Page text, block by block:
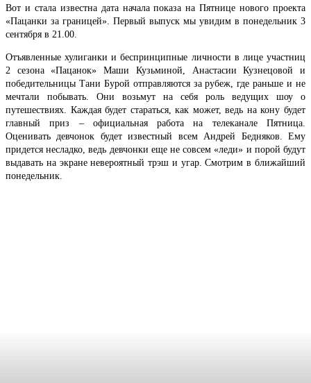
Вот и стала известна дата начала показа на Пятнице нового проекта
«Пацанки за границей». Первый выпуск мы увидим в понедельник 3
сентября в 21.00.
Отъявленные хулиганки и беспринципные личности в лице участниц
2 сезона «Пацанок» Маши Кузьминой, Анастасии Кузнецовой и
победительницы Тани Бурой отправляются за рубеж, где раньше и не
мечтали побывать. Они возьмут на себя роль ведущих шоу о
путешествиях. Каждая будет стараться, как может, ведь на кону будет
главный приз – официальная работа на телеканале Пятница.
Оценивать девчонок будет известный всем Андрей Бедняков. Ему
придется несладко, ведь девчонки еще не совсем «леди» и порой будут
выдавать на экране невероятный трэш и угар. Смотрим в ближайший
понедельник.